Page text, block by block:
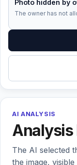
Photo hidden by
The owner has not
AI ANALYSIS
Analysis
The AI selected
the image,